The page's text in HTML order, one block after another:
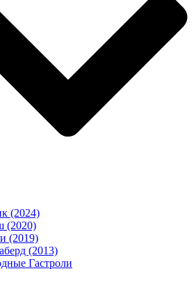
(2024)
(2020)
(2019)
(2013)
Гастроли